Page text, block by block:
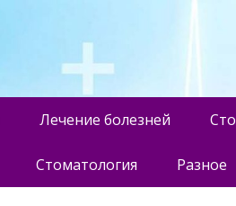
Лечение болезней
Стоматология Разное